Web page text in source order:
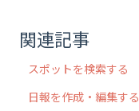
関連記事
スポットを検索する
日報を作成・編集する